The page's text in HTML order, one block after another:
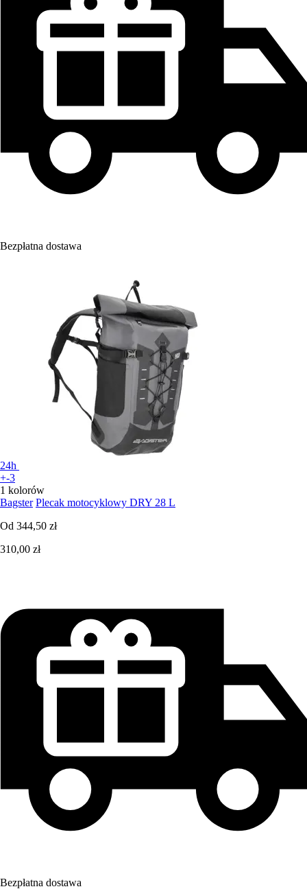
Bezpłatna dostawa
24h
+-3
1 kolorów
Bagster Plecak motocyklowy DRY 28 L
Od 344,50 zł
310,00 zł
Bezpłatna dostawa